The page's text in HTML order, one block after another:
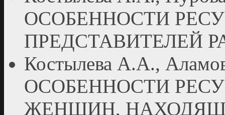
ОСОБЕННОСТИ
ПРЕДСТАВИТЕЛЕЙ
Костылева А.А.,
ОСОБЕННОСТИ
ЖЕНЩИН,